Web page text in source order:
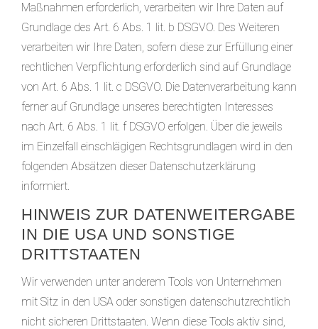
Maßnahmen erforderlich, verarbeiten wir Ihre Daten auf
Grundlage des Art. 6 Abs. 1 lit. b DSGVO. Des Weiteren
verarbeiten wir Ihre Daten, sofern diese zur Erfüllung einer
rechtlichen Verpflichtung erforderlich sind auf Grundlage
von Art. 6 Abs. 1 lit. c DSGVO. Die Datenverarbeitung kann
ferner auf Grundlage unseres berechtigten Interesses
nach Art. 6 Abs. 1 lit. f DSGVO erfolgen. Über die jeweils
im Einzelfall einschlägigen Rechtsgrundlagen wird in den
folgenden Absätzen dieser Datenschutzerklärung
informiert.
HINWEIS ZUR DATENWEITERGABE
IN DIE USA UND SONSTIGE
DRITTSTAATEN
Wir verwenden unter anderem Tools von Unternehmen
mit Sitz in den USA oder sonstigen datenschutzrechtlich
nicht sicheren Drittstaaten. Wenn diese Tools aktiv sind,